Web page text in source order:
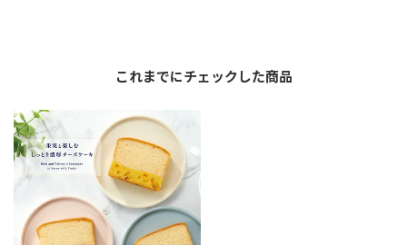
これまでにチェックした商品